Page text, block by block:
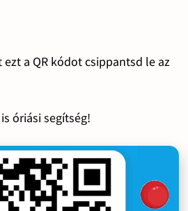
a QR kódot csippantsd le az
óriási segítség!